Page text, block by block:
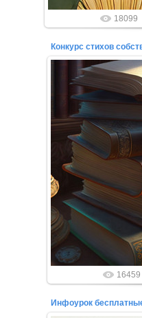
18099
Конкурс стихов
Приглашаем вас
онлайн-конкурсе по
онлайн-
16459
Инфоурок